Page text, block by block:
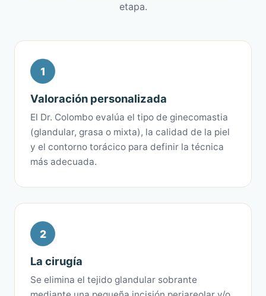
etapa.
1
Valoración personalizada
El Dr. Colombo evalúa el tipo de ginecomastia
(glandular, grasa o mixta), la calidad de la piel
y el contorno torácico para definir la técnica
más adecuada.
2
La cirugía
Se elimina el tejido glandular sobrante